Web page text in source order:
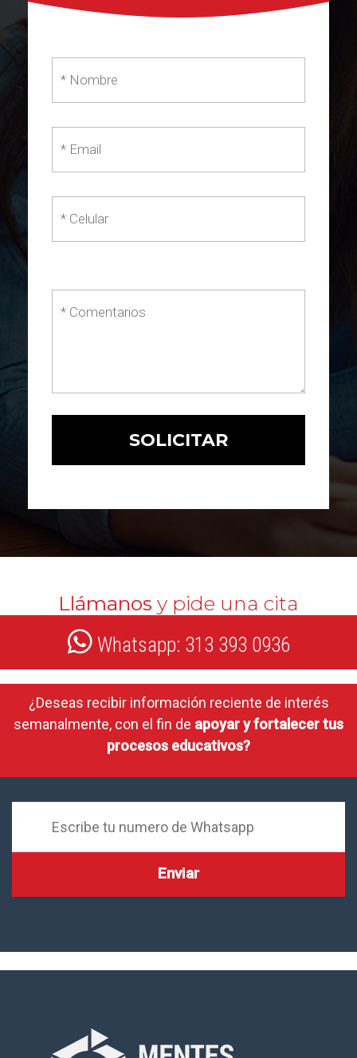
Llámanos y pide una cita
Whatsapp: 313 393 0936
¿Deseas recibir información reciente de interés
semanalmente, con el fin de apoyar y fortalecer tus
procesos educativos?